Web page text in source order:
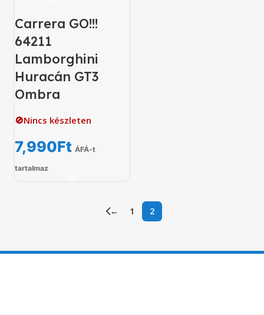
Carrera GO!!!
64211
Lamborghini
Huracán GT3
Ombra
🚫Nincs készleten
7,990Ft ÁFÁ-t
tartalmaz
← 1 2